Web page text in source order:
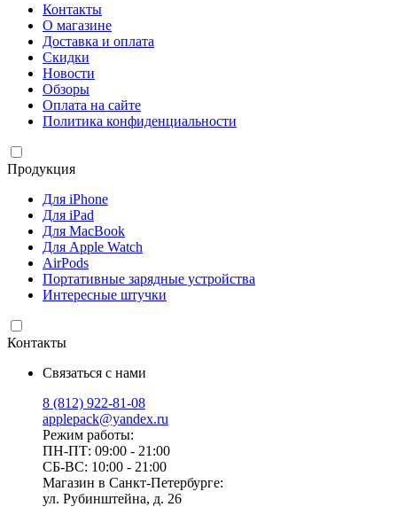
Контакты
О магазине
Доставка и оплата
Скидки
Новости
Обзоры
Оплата на сайте
Политика конфиденциальности
Продукция
Для iPhone
Для iPad
Для MacBook
Для Apple Watch
AirPods
Портативные зарядные устройства
Интересные штучки
Контакты
Связаться с нами
8 (812) 922-81-08
applepack@yandex.ru
Режим работы:
ПН-ПТ: 09:00 - 21:00
СБ-ВС: 10:00 - 21:00
Магазин в Санкт-Петербурге:
ул. Рубинштейна, д. 26